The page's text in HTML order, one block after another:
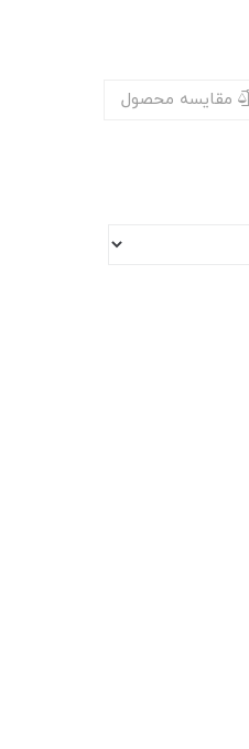
مقایسه محصول